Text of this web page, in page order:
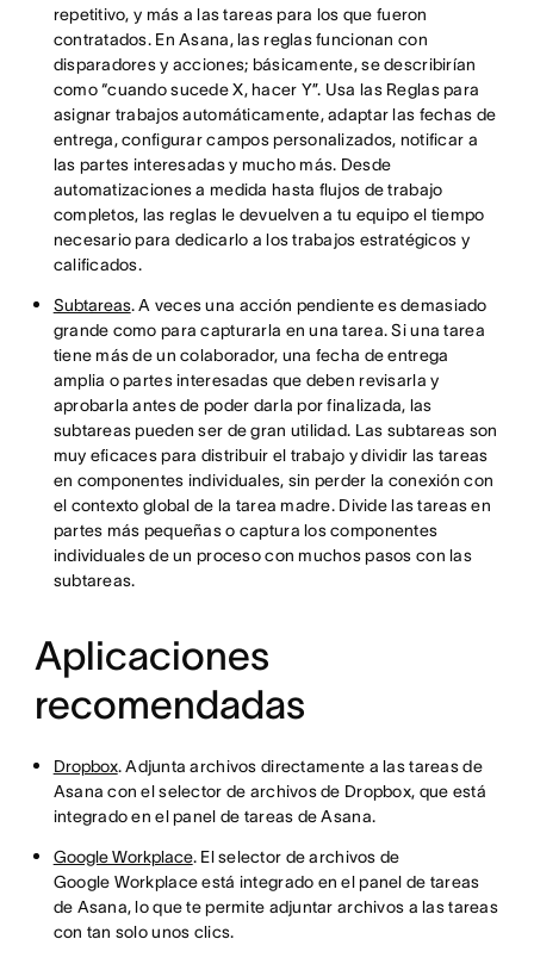
repetitivo, y más a las tareas para los que fueron
contratados. En Asana, las reglas funcionan con
disparadores y acciones; básicamente, se describirían
como “cuando sucede X, hacer Y”. Usa las Reglas para
asignar trabajos automáticamente, adaptar las fechas de
entrega, configurar campos personalizados, notificar a
las partes interesadas y mucho más. Desde
automatizaciones a medida hasta flujos de trabajo
completos, las reglas le devuelven a tu equipo el tiempo
necesario para dedicarlo a los trabajos estratégicos y
calificados.
Subtareas. A veces una acción pendiente es demasiado
grande como para capturarla en una tarea. Si una tarea
tiene más de un colaborador, una fecha de entrega
amplia o partes interesadas que deben revisarla y
aprobarla antes de poder darla por finalizada, las
subtareas pueden ser de gran utilidad. Las subtareas son
muy eficaces para distribuir el trabajo y dividir las tareas
en componentes individuales, sin perder la conexión con
el contexto global de la tarea madre. Divide las tareas en
partes más pequeñas o captura los componentes
individuales de un proceso con muchos pasos con las
subtareas.
Aplicaciones
recomendadas
Dropbox. Adjunta archivos directamente a las tareas de
Asana con el selector de archivos de Dropbox, que está
integrado en el panel de tareas de Asana.
Google Workplace. El selector de archivos de
Google Workplace está integrado en el panel de tareas
de Asana, lo que te permite adjuntar archivos a las tareas
con tan solo unos clics.